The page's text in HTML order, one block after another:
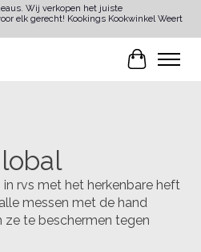
Wij verkopen het juiste
elk gerecht! Kookings Kookwinkel Weert
rvs met het herkenbare heft
messen met de hand
ze te beschermen tegen